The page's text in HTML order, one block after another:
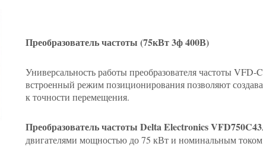
Преобразователь частоты (75кВт 3ф 400В)
Универсальность работы преобразователя частоты
встроенный режим позиционирования позволяют
к точности перемещения.
Преобразователь частоты Delta Electronics
двигателями мощностью до 75 кВт и номинальным